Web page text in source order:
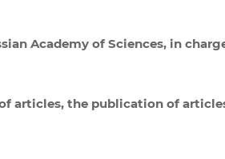
Academy of Sciences, in
articles, the publication of